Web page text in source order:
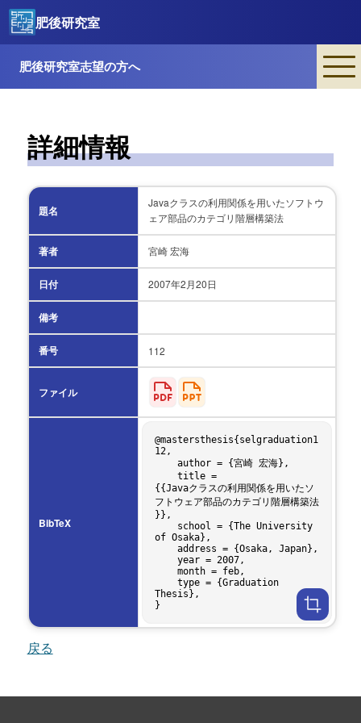
肥後研究室
肥後研究室志望の方へ
詳細情報
題名
Javaクラスの利用関係を用いたソフトウ
ェア部品のカテゴリ階層構築法
著者 宮崎 宏海
日付 2007年2月20日
備考
番号 112
ファイル
BibTeX
@mastersthesis{selgraduation1
12,
{{Javaクラスの利用関係を用いたソ
フトウェア部品のカテゴリ階層構築法
}},
of Osaka},
Thesis},
戻る